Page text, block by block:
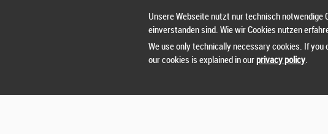
Unsere Webseite nutzt nur technisch notwendige
einverstanden sind. Wie wir Cookies nutzen
We use only technically necessary cookies. If
our cookies is explained in ourprivacy policy.